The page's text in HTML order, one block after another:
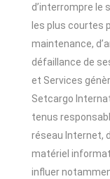
d’interrompre le
les plus courtes
maintenance,
défaillance de
et Services
Setcargo
tenus
réseau Internet,
matériel
influer